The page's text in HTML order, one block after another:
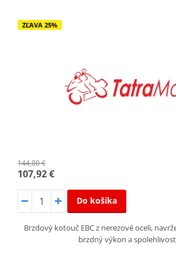
ZĽAVA 25%
144,00 €
107,92 €
Do košíka
Brzdový kotouč EBC z nerezové oceli,
brzdný výkon a